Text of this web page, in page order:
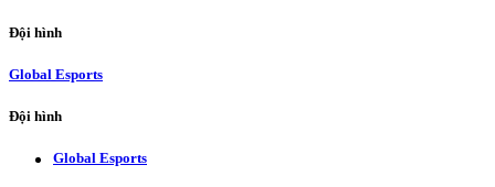
Đội hình
Global Esports
Đội hình
Global Esports